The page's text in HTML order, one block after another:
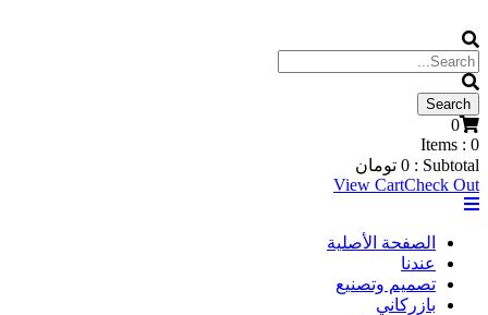
0
Items : 0
Subtotal :
0 تومان
View CartCheck Out
الصفحة الأصلية
عندنا
تصميم وتصنيع
بازركاني